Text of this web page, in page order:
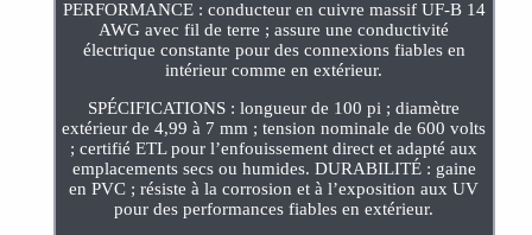
PERFORMANCE : conducteur en cuivre massif UF-B 14
AWG avec fil de terre ; assure une conductivité
électrique constante pour des connexions fiables en
intérieur comme en extérieur.
SPÉCIFICATIONS : longueur de 100 pi ; diamètre
extérieur de 4,99 à 7 mm ; tension nominale de 600 volts
; certifié ETL pour l’enfouissement direct et adapté aux
emplacements secs ou humides. DURABILITÉ : gaine
en PVC ; résiste à la corrosion et à l’exposition aux UV
pour des performances fiables en extérieur.